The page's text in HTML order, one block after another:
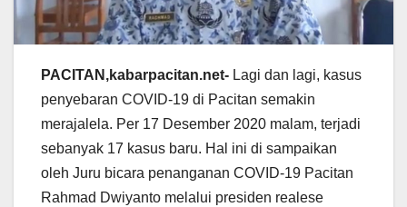
PACITAN,kabarpacitan.net- Lagi dan lagi, kasus
penyebaran COVID-19 di Pacitan semakin
merajalela. Per 17 Desember 2020 malam, terjadi
sebanyak 17 kasus baru. Hal ini di sampaikan
oleh Juru bicara penanganan COVID-19 Pacitan
Rahmad Dwiyanto melalui presiden realese